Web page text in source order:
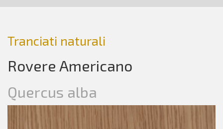
Tranciati naturali
Rovere Americano
Quercus alba